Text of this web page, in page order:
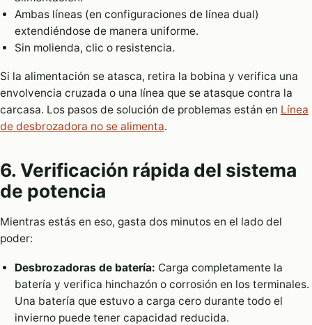
Ambas líneas (en configuraciones de línea dual)
extendiéndose de manera uniforme.
Sin molienda, clic o resistencia.
Si la alimentación se atasca, retira la bobina y verifica una
envolvencia cruzada o una línea que se atasque contra la
carcasa. Los pasos de solución de problemas están en Línea
de desbrozadora no se alimenta.
6. Verificación rápida del sistema
de potencia
Mientras estás en eso, gasta dos minutos en el lado del
poder:
Desbrozadoras de batería: Carga completamente la
batería y verifica hinchazón o corrosión en los terminales.
Una batería que estuvo a carga cero durante todo el
invierno puede tener capacidad reducida.